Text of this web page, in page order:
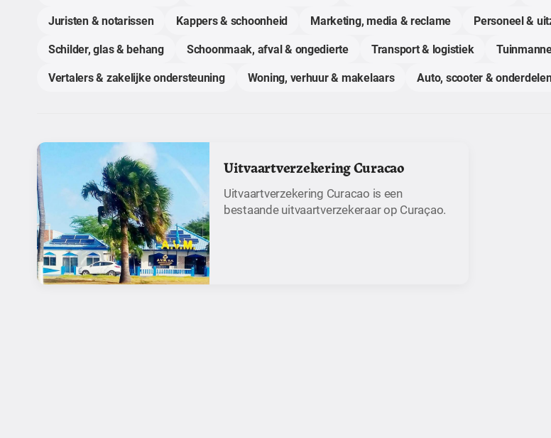
Juristen & notarissen
Kappers & schoonheid Marketing, media & reclame Personeel &
Schilder, glas & behang
Schoonmaak, afval & ongedierte Transport & logistiek
Vertalers & zakelijke ondersteuning
Woning, verhuur & makelaars Auto, scooter &
Uitvaartverzekering Curacao
Uitvaartverzekering Curacao is een
bestaande uitvaartverzekeraar op Curaçao.